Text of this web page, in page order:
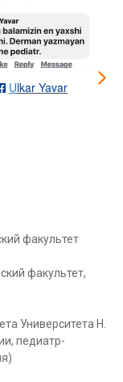
 Ulkar Yavar
факультет
факультет,
Университета Н.
педиатр-